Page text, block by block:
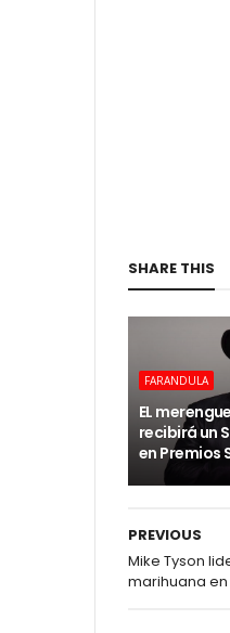
SHARE THIS
FARANDULA
EL
recibirá un
en Premios
PREVIOUS
Mike Tyson
marihuana